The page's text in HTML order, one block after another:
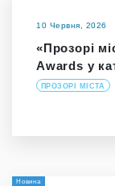
10 Червня, 2026
«Прозорі
Awards у
ПРОЗОРІ МІСТА
Новина